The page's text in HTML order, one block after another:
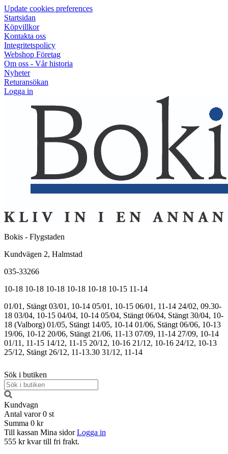
Update cookies preferences
Startsidan
Köpvillkor
Kontakta oss
Integritetspolicy
Webshop Företag
Om oss - Vår historia
Nyheter
Returansökan
Logga in
Bokis - Flygstaden
Kundvägen 2, Halmstad
035-33266
10-18 10-18 10-18 10-18 10-18 10-15 11-14
01/01, Stängt 03/01, 10-14 05/01, 10-15 06/01, 11-14 24/02, 09.30-
18 03/04, 10-15 04/04, 10-14 05/04, Stängt 06/04, Stängt 30/04, 10-
18 (Valborg) 01/05, Stängt 14/05, 10-14 01/06, Stängt 06/06, 10-13
19/06, 10-12 20/06, Stängt 21/06, 11-13 07/09, 11-14 27/09, 10-14
01/11, 11-15 14/12, 11-15 20/12, 10-16 21/12, 10-16 24/12, 10-13
25/12, Stängt 26/12, 11-13.30 31/12, 11-14
Sök i butiken
Kundvagn
Antal varor 0 st
Summa 0 kr
Till kassan Mina sidor Logga in
555 kr kvar till fri frakt.